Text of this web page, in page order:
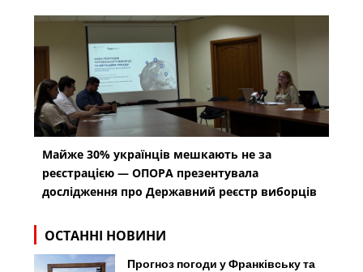
Майже 30% українців мешкають не за
реєстрацією — ОПОРА презентувала
дослідження про Державний реєстр виборців
ОСТАННІ НОВИНИ
Прогноз погоди у Франківську та